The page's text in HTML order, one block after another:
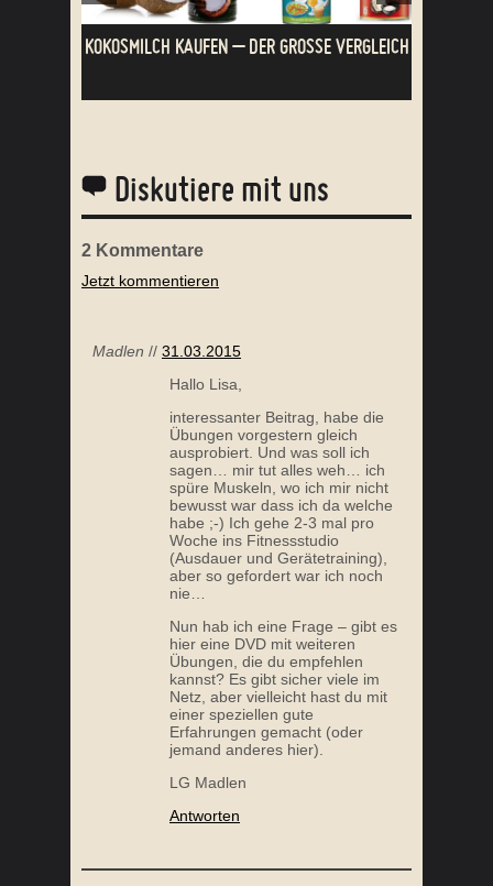
6 TIPPS FÜR GLÜCKLICHE DARMBAKTERIEN
ZUCCHINI-LACHS-AUFLAUF
SCHOKOLADE
Diskutiere mit uns
2 Kommentare
Jetzt kommentieren
Madlen // 31.03.2015
Hallo Lisa,
interessanter Beitrag, habe die
Übungen vorgestern gleich
ausprobiert. Und was soll ich
sagen… mir tut alles weh… ich
spüre Muskeln, wo ich mir nicht
bewusst war dass ich da welche
habe ;-) Ich gehe 2-3 mal pro
Woche ins Fitnessstudio
(Ausdauer und Gerätetraining),
aber so gefordert war ich noch
nie…
Nun hab ich eine Frage – gibt es
hier eine DVD mit weiteren
Übungen, die du empfehlen
kannst? Es gibt sicher viele im
Netz, aber vielleicht hast du mit
einer speziellen gute
Erfahrungen gemacht (oder
jemand anderes hier).
LG Madlen
Antworten